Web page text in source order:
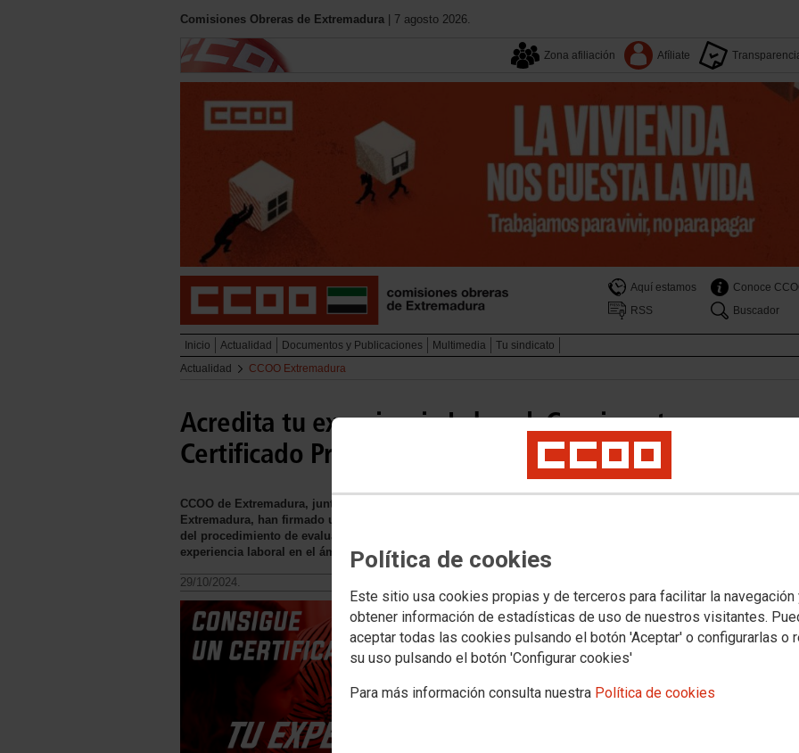
Política de cookies
Este sitio usa cookies propias y de terceros para facilitar la navegación
obtener información de estadísticas de uso de nuestros visitantes.
aceptar todas las cookies pulsando el botón 'Aceptar' o configurarlas o
su uso pulsando el botón 'Configurar cookies'
Para más información consulta nuestra Política de cookies
Comisiones Obreras de Extremadura | 7 agosto 2026.
Zona afiliación Afíliate
Aquí estamos
Conoce
RSS
Buscador
Inicio Actualidad Documentos y Publicaciones Multimedia
Tu sindicato
Actualidad
CCOO Extremadura
Acredita tu experiencia Laboral. Consigue tu
Certificado Profesional
CCOO de Extremadura, junto con la Consejería de Educación y Empleo de la Junta de
Extremadura, han firmado un convenio de colaboración para la difusión, información y orientación
del procedimiento de evaluación y reconocimiento de la cualificación profesional adquirida por la
experiencia laboral en el ámbito de la Comunidad Autónoma de Extremadura.
29/10/2024.